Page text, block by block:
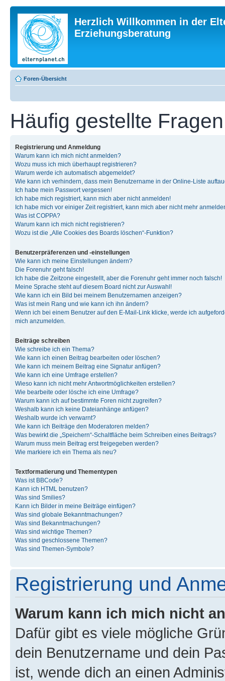
Herzlich Willkommen in der
Erziehungsberatung
Foren-Übersicht
Häufig gestellte Fragen
Registrierung und Anmeldung
Warum kann ich mich nicht anmelden?
Wozu muss ich mich überhaupt registrieren?
Warum werde ich automatisch abgemeldet?
Wie kann ich verhindern, dass mein Benutzername in der Online-Liste
Ich habe mein Passwort vergessen!
Ich habe mich registriert, kann mich aber nicht anmelden!
Ich habe mich vor einiger Zeit registriert, kann mich aber nicht mehr
Was ist COPPA?
Warum kann ich mich nicht registrieren?
Wozu ist die „Alle Cookies des Boards löschen“-Funktion?
Benutzerpräferenzen und -einstellungen
Wie kann ich meine Einstellungen ändern?
Die Forenuhr geht falsch!
Ich habe die Zeitzone eingestellt, aber die Forenuhr geht immer noch falsch!
Meine Sprache steht auf diesem Board nicht zur Auswahl!
Wie kann ich ein Bild bei meinem Benutzernamen anzeigen?
Was ist mein Rang und wie kann ich ihn ändern?
Wenn ich bei einem Benutzer auf den E-Mail-Link klicke, werde ich
mich anzumelden.
Beiträge schreiben
Wie schreibe ich ein Thema?
Wie kann ich einen Beitrag bearbeiten oder löschen?
Wie kann ich meinem Beitrag eine Signatur anfügen?
Wie kann ich eine Umfrage erstellen?
Wieso kann ich nicht mehr Antwortmöglichkeiten erstellen?
Wie bearbeite oder lösche ich eine Umfrage?
Warum kann ich auf bestimmte Foren nicht zugreifen?
Weshalb kann ich keine Dateianhänge anfügen?
Weshalb wurde ich verwarnt?
Wie kann ich Beiträge den Moderatoren melden?
Was bewirkt die „Speichern“-Schaltfläche beim Schreiben eines Beitrags?
Warum muss mein Beitrag erst freigegeben werden?
Wie markiere ich ein Thema als neu?
Textformatierung und Thementypen
Was ist BBCode?
Kann ich HTML benutzen?
Was sind Smilies?
Kann ich Bilder in meine Beiträge einfügen?
Was sind globale Bekanntmachungen?
Was sind Bekanntmachungen?
Was sind wichtige Themen?
Was sind geschlossene Themen?
Was sind Themen-Symbole?
Registrierung und
Warum kann ich mich nicht
Dafür gibt es viele mögliche
dein Benutzername und dein
ist, wende dich an einen